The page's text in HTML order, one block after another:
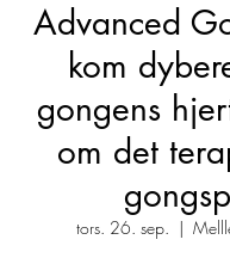
Advanced
kom
gongens
om det
tors. 26. sep.
  |